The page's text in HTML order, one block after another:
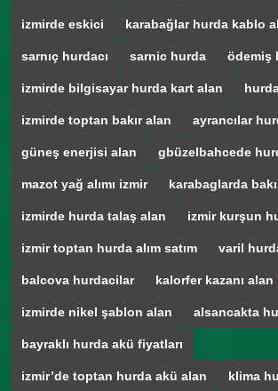
izmirde eskici karabağlar hurda kablo
sarnıç hurdacı sarnic hurda ödemiş
izmirde bilgisayar hurda kart alan
izmirde toptan bakır alan ayrancılar
güneş enerjisi alan gbüzelbahcede
mazot yağ alımı izmir karabaglarda
izmirde hurda talaş alan izmir kurşun
izmir toptan hurda alım satım varil
balcova hurdacilar kalorfer kazanı alan
izmirde nikel şablon alan alsancakta
bayraklı hurda akü fiyatları
izmir’de toptan hurda akü alan klima